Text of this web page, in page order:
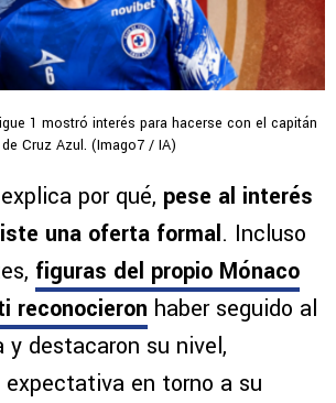
1 mostró interés para hacerse con el capitán
de Cruz Azul. (Imago7 / IA)
por qué, pese al interés
una oferta formal. Incluso
figuras del propio Mónaco
reconocieron haber seguido al
y destacaron su nivel,
en torno a su